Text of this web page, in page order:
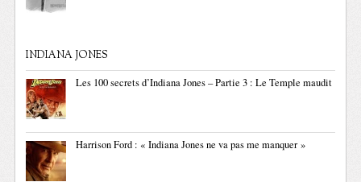
INDIANA JONES
Les 100 secrets d’Indiana Jones – Partie 3 : Le Temple maudit
Harrison Ford : « Indiana Jones ne va pas me manquer »